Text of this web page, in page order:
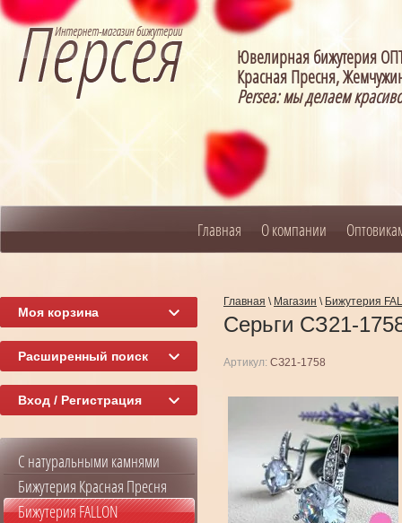
Ювелирная бижутерия
Красная Пресня,
Persea: мы делаем
Главная О компании
Главная \ Магазин \ Бижутерия
Серьги СЗ21-
Артикул: СЗ21-1758
Моя корзина
Расширенный поиск
Вход / Регистрация
С натуральными камнями
Бижутерия Красная Пресня
Бижутерия FALLON